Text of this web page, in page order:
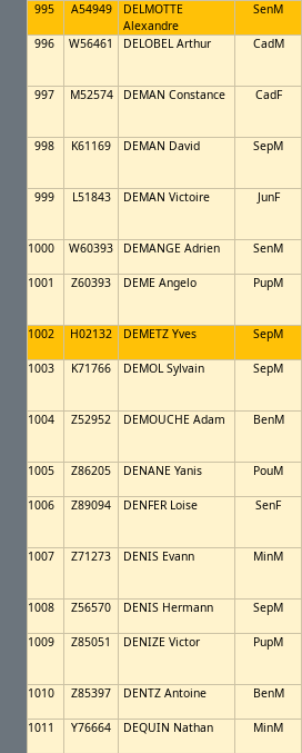
995 A54949
DELMOTTE
Alexandre
SenM
996 W56461 DELOBEL Arthur CadM
997 M52574 DEMAN Constance CadF
998 K61169 DEMAN David SepM
999 L51843 DEMAN Victoire JunF
1000 W60393 DEMANGE Adrien SenM
1001 Z60393 DEME Angelo PupM
1002 H02132 DEMETZ Yves SepM
1003 K71766 DEMOL Sylvain SepM
1004 Z52952 DEMOUCHE Adam BenM
1005 Z86205 DENANE Yanis PouM
1006 Z89094 DENFER Loise SenF
1007 Z71273 DENIS Evann MinM
1008 Z56570 DENIS Hermann SepM
1009 Z85051 DENIZE Victor PupM
1010 Z85397 DENTZ Antoine BenM
1011 Y76664 DEQUIN Nathan MinM